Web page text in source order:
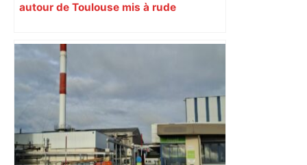
autour de Toulouse mis à rude